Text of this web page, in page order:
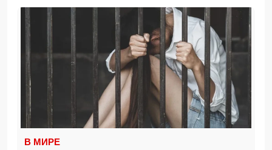
В МИРЕ